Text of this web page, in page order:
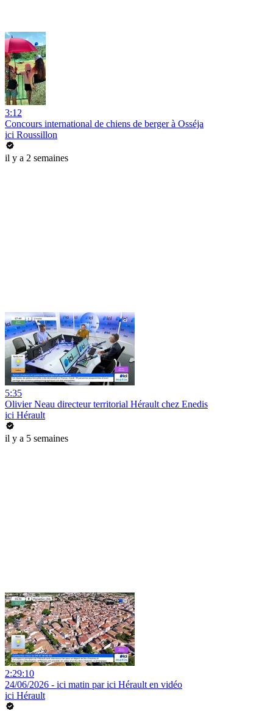
3:12
Concours international de chiens de berger à Osséja
ici Roussillon
il y a 2 semaines
5:35
Olivier Neau directeur territorial Hérault chez Enedis
ici Hérault
il y a 5 semaines
2:29:10
24/06/2026 - ici matin par ici Hérault en vidéo
ici Hérault